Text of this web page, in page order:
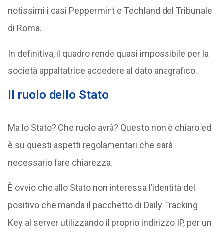
notissimi i casi Peppermint e Techland del Tribunale
di Roma.
In definitiva, il quadro rende quasi impossibile per la
società appaltatrice accedere al dato anagrafico.
Il ruolo dello Stato
Ma lo Stato? Che ruolo avrà? Questo non è chiaro ed
è su questi aspetti regolamentari che sarà
necessario fare chiarezza.
È ovvio che allo Stato non interessa l’identità del
positivo che manda il pacchetto di Daily Tracking
Key al server utilizzando il proprio indirizzo IP, per un